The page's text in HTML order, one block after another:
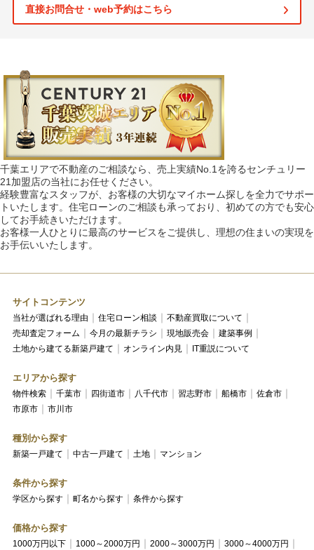
直接お問合せ・web予約はこちら
千葉エリアで不動産のご相談なら、売上実績No.1を誇るセンチュリー
21加盟店の当社にお任せください。
経験豊富なスタッフが、お客様の大切なマイホーム探しを全力でサポー
トいたします。住宅ローンのご相談も承っており、初めての方でも安心
してお手続きいただけます。
お客様一人ひとりに最高のサービスをご提供し、理想の住まいの実現を
お手伝いいたします。
サイトコンテンツ
当社が選ばれる理由 住宅ローン相談
不動産買取について
売却査定フォーム
今月の最新チラシ 現地販売会
建築事例
土地から建てる新築戸建て
オンライン内見 IT重説について
エリアから探す
物件検索 千葉市 四街道市 八千代市 習志野市 船橋市
佐倉市
市原市
市川市
種別から探す
新築一戸建て 中古一戸建て 土地 マンション
条件から探す
学区から探す 町名から探す 条件から探す
価格から探す
1000万円以下 1000～2000万円 2000～3000万円
3000～4000万円